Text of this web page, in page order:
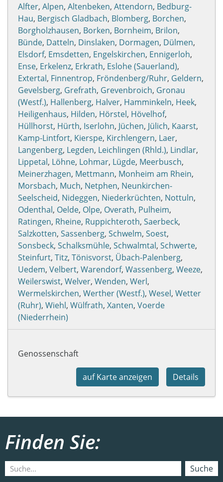
Alfter, Alpen, Altenbeken, Attendorn, Bedburg-
Hau, Bergisch Gladbach, Blomberg, Borchen,
Borgholzhausen, Borken, Bornheim, Brilon,
Bünde, Datteln, Dinslaken, Dormagen, Dülmen,
Elsdorf, Emsdetten, Engelskirchen, Ennigerloh,
Ense, Erkelenz, Erkrath, Eslohe (Sauerland),
Extertal, Finnentrop, Fröndenberg/Ruhr, Geldern,
Gevelsberg, Grefrath, Grevenbroich, Gronau
(Westf.), Hallenberg, Halver, Hamminkeln, Heek,
Heiligenhaus, Hilden, Hörstel, Hövelhof,
Hüllhorst, Hürth, Iserlohn, Jüchen, Jülich, Kaarst,
Kamp-Lintfort, Kierspe, Kirchlengern, Laer,
Langenberg, Legden, Leichlingen (Rhld.), Lindlar,
Lippetal, Löhne, Lohmar, Lügde, Meerbusch,
Meinerzhagen, Mettmann, Monheim am Rhein,
Morsbach, Much, Netphen, Neunkirchen-
Seelscheid, Nideggen, Niederkrüchten, Nottuln,
Odenthal, Oelde, Olpe, Overath, Pulheim,
Ratingen, Rheine, Ruppichteroth, Saerbeck,
Salzkotten, Sassenberg, Schwelm, Soest,
Sonsbeck, Schalksmühle, Schwalmtal, Schwerte,
Steinfurt, Titz, Tönisvorst, Übach-Palenberg,
Uedem, Velbert, Warendorf, Wassenberg, Weeze,
Weilerswist, Welver, Wenden, Werl,
Wermelskirchen, Werther (Westf.), Wesel, Wetter
(Ruhr), Wiehl, Wülfrath, Xanten, Voerde
(Niederrhein)
Genossenschaft
Details
auf Karte anzeigen
Finden Sie:
Suche